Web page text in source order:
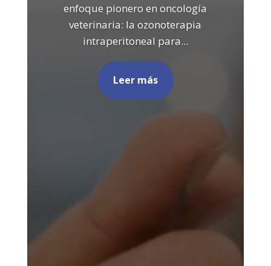
enfoque pionero en oncología
veterinaria: la ozonoterapia
intraperitoneal para...
Leer más